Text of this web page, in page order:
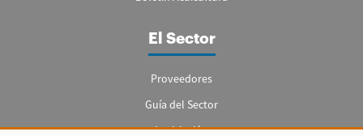
El Sector
Proveedores
Guía del Sector
Legislación